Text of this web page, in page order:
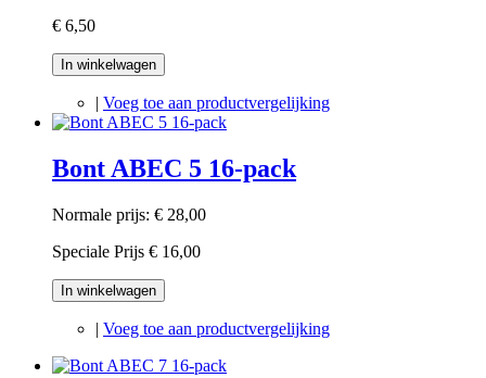
€ 6,50
In winkelwagen
| Voeg toe aan productvergelijking
Bont ABEC 5 16-pack
Normale prijs: € 28,00
Speciale Prijs € 16,00
In winkelwagen
| Voeg toe aan productvergelijking